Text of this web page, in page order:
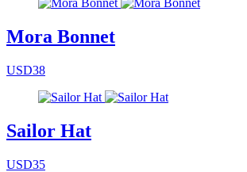
Mora Bonnet
USD38
Sailor Hat
USD35